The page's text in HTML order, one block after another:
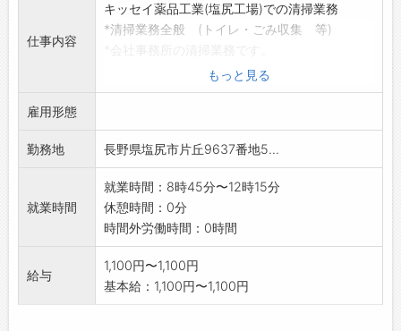
仕事内容
キッセイ薬品工業(塩尻工場)での清掃業務
*清掃業務全般 (トイレ・ごみ収集 等)
・通路等のモップかけ等(機械は使用しません)
もあります。
【就業先への直接連絡はご遠慮ください】
*応募する方は、ハローワークの紹介状をお持ち
ください。
変更範囲:変更なし
もっと見る
雇用形態
勤務地 長野県塩尻市片丘9637番地5...
就業時間
就業時間：8時45分〜12時15分
休憩時間：0分
時間外労働時間：0時間
給与
1,100円〜1,100円
基本給：1,100円〜1,100円